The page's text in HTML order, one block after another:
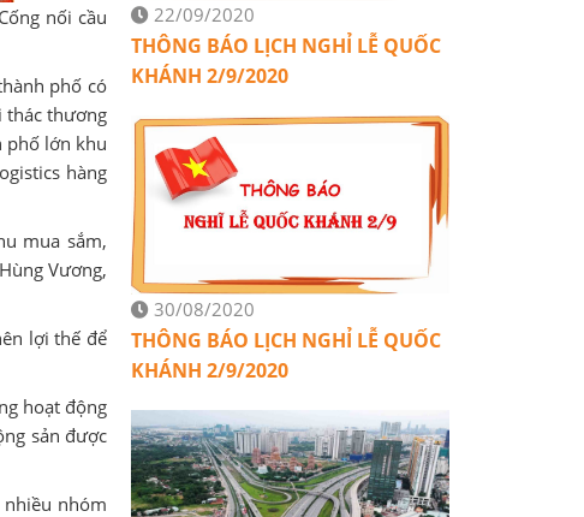
nối cầu
phố có
thác thương
phố lớn khu
hàng
mua sắm,
Vương,
lợi thế để
hoạt động
sản được
nhóm
22/09/2020
THÔNG BÁO LỊCH NGHỈ LỄ QUỐC
KHÁNH 2/9/2020
30/08/2020
THÔNG BÁO LỊCH NGHỈ LỄ QUỐC
KHÁNH 2/9/2020